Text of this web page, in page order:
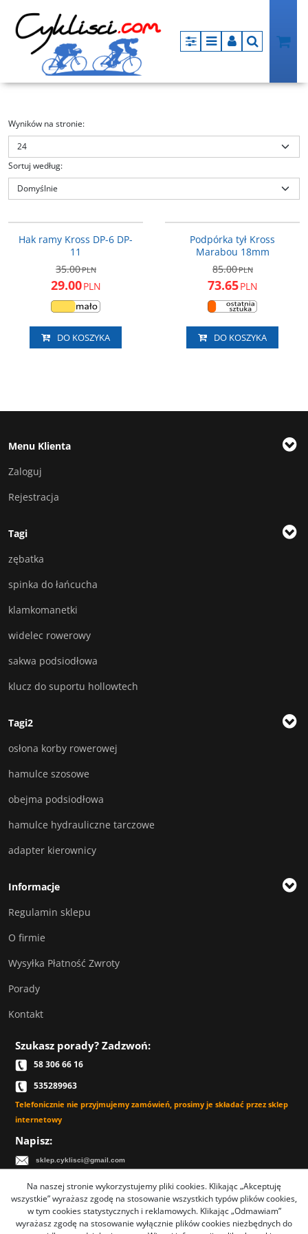
PanelMenuPanelSzukaj
Wyników na stronie:
Sortuj według:
Hak ramy Kross DP-6 DP-
11
35.00PLN
29.00PLN
DO KOSZYKA
Podpórka tył Kross
Marabou 18mm
85.00PLN
73.65PLN
DO KOSZYKA
Menu Klienta
Zaloguj
Rejestracja
Tagi
zębatka
spinka do łańcucha
klamkomanetki
widelec rowerowy
sakwa podsiodłowa
klucz do suportu hollowtech
Tagi2
osłona korby rowerowej
hamulce szosowe
obejma podsiodłowa
hamulce hydrauliczne tarczowe
adapter kierownicy
Informacje
Regulamin sklepu
O firmie
Wysyłka Płatność Zwroty
Porady
Kontakt
Szukasz porady? Zadzwoń:
58 306 66 16
535289963
Telefonicznie nie przyjmujemy zamówień, prosimy je składać przez sklep
internetowy
Napisz:
sklep.cyklisci@gmail.com
Sklep rowerowy Cyklisci.com - TYSAR Jacek Tysarczyk
Na naszej stronie wykorzystujemy pliki cookies. Klikając „Akceptuję
wszystkie” wyrażasz zgodę na stosowanie wszystkich typów plików cookies,
w tym cookies statystycznych i reklamowych. Klikając „Odmawiam”
wyrażasz zgodę na stosowanie wyłącznie plików cookies niezbędnych do